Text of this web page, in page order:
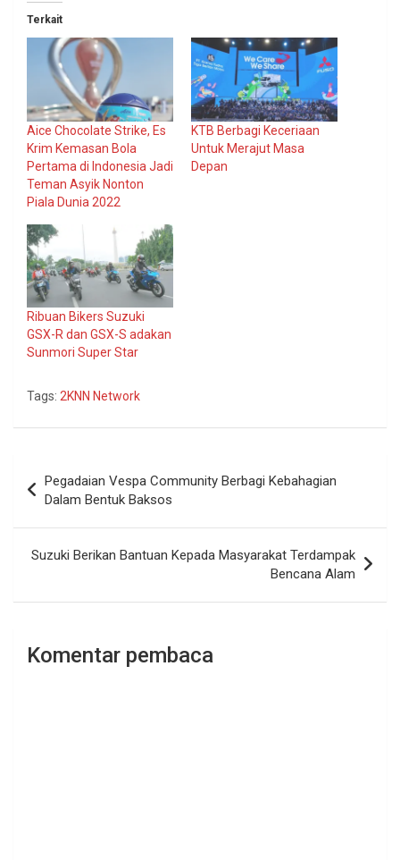
Terkait
Aice Chocolate Strike, Es
Krim Kemasan Bola
Pertama di Indonesia Jadi
Teman Asyik Nonton
Piala Dunia 2022
KTB Berbagi Keceriaan
Untuk Merajut Masa
Depan
Ribuan Bikers Suzuki
GSX-R dan GSX-S adakan
Sunmori Super Star
Tags: 2KNN Network
pos
Pegadaian Vespa Community Berbagi Kebahagian
Dalam Bentuk Baksos
Suzuki Berikan Bantuan Kepada Masyarakat Terdampak
Bencana Alam
Komentar pembaca